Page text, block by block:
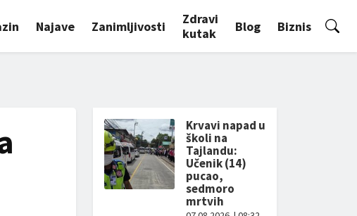
Najave Zanimljivosti
Zdravi
kutak
Blog Biznis
Krvavi napad u
školi na
Tajlandu:
Učenik (14)
pucao,
sedmoro
mrtvih